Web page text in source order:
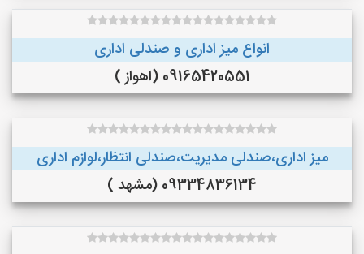
انواع میز اداری و صندلی اداری
09165420551 (اهواز )
میز اداری،صندلی مدیریت،صندلی انتظار،لوازم اداری
09334836134 (مشهد )